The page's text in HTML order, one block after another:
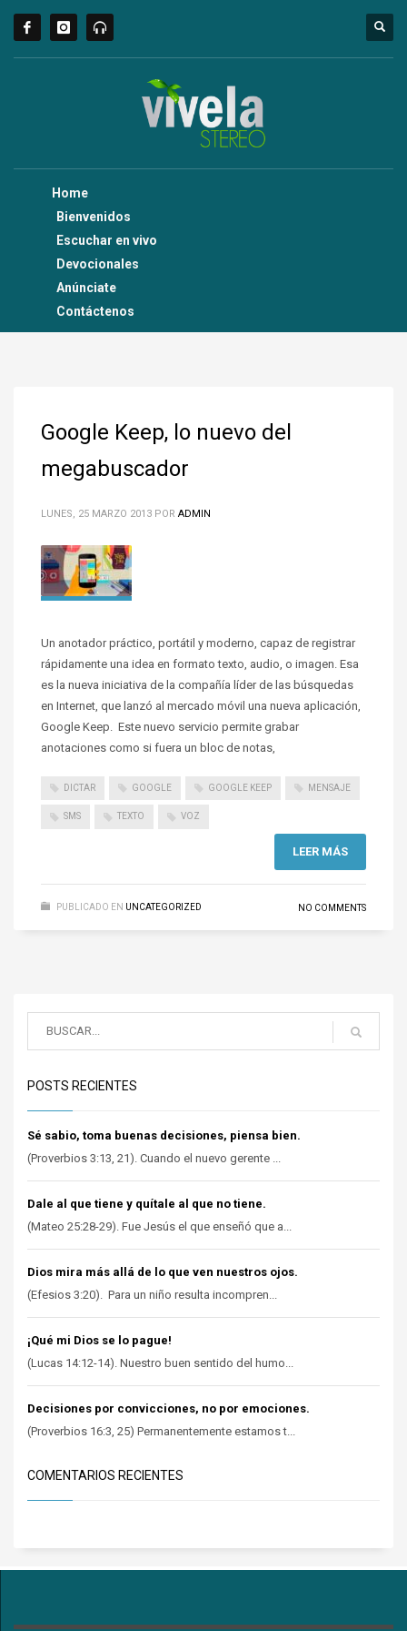
Home
Bienvenidos
Escuchar en vivo
Devocionales
Anúnciate
Contáctenos
Google Keep, lo nuevo del
megabuscador
LUNES, 25 MARZO 2013 POR ADMIN
Un anotador práctico, portátil y moderno, capaz de registrar
rápidamente una idea en formato texto, audio, o imagen. Esa
es la nueva iniciativa de la compañía líder de las búsquedas
en Internet, que lanzó al mercado móvil una nueva aplicación,
Google Keep. Este nuevo servicio permite grabar
anotaciones como si fuera un bloc de notas,
DICTAR GOOGLE GOOGLE KEEP MENSAJE
SMS TEXTO VOZ
LEER MÁS
PUBLICADO EN UNCATEGORIZED NO COMMENTS
POSTS RECIENTES
Sé sabio, toma buenas decisiones, piensa bien.
(Proverbios 3:13, 21). Cuando el nuevo gerente ...
Dale al que tiene y quítale al que no tiene.
(Mateo 25:28-29). Fue Jesús el que enseñó que a...
Dios mira más allá de lo que ven nuestros ojos.
(Efesios 3:20). Para un niño resulta incompren...
¡Qué mi Dios se lo pague!
(Lucas 14:12-14). Nuestro buen sentido del humo...
Decisiones por convicciones, no por emociones.
(Proverbios 16:3, 25) Permanentemente estamos t...
COMENTARIOS RECIENTES